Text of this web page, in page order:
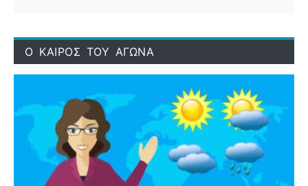
Ο ΚΑΙΡΟΣ ΤΟΥ ΑΓΩΝΑ